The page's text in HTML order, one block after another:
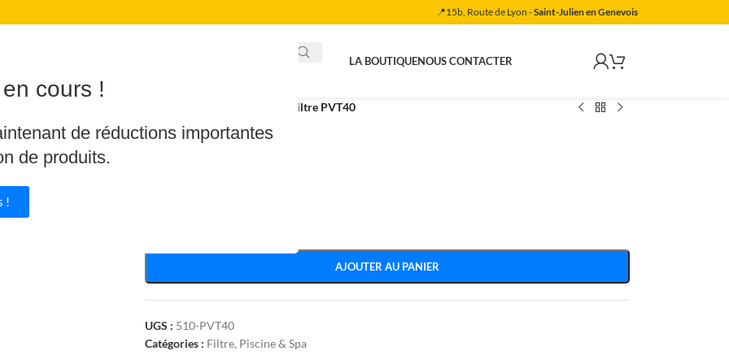
cours !
de réductions importantes
de produits.
!
📍15b, Route de Lyon -Saint-Julien en Genevois
LA BOUTIQUENOUS CONTACTER
Filtre PVT40
Filtre PVT40
AJOUTER AU PANIER
UGS : 510-PVT40
Catégories : Filtre, Piscine & Spa